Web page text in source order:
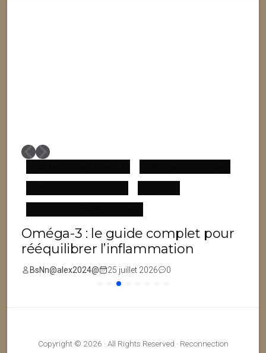
Oméga-3 : le guide complet pour
rééquilibrer l’inflammation
BsNn@alex2024@ 25 juillet 2026 0
Copyright © 2026 · All Rights Reserved · Reconnection